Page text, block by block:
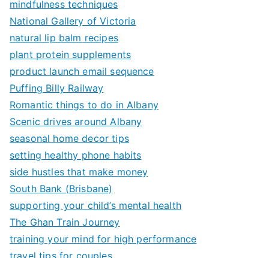
mindfulness techniques
National Gallery of Victoria
natural lip balm recipes
plant protein supplements
product launch email sequence
Puffing Billy Railway
Romantic things to do in Albany
Scenic drives around Albany
seasonal home decor tips
setting healthy phone habits
side hustles that make money
South Bank (Brisbane)
supporting your child’s mental health
The Ghan Train Journey
training your mind for high performance
travel tips for couples